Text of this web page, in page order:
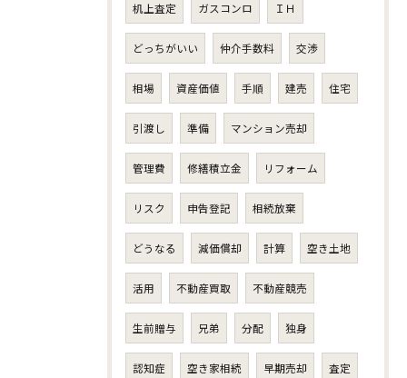
机上査定 ガスコンロ ＩＨ
どっちがいい 仲介手数料 交渉
相場 資産価値 手順 建売 住宅
引渡し 準備 マンション売却
管理費 修繕積立金 リフォーム
リスク 申告登記 相続放棄
どうなる 減価償却 計算 空き土地
活用 不動産買取 不動産競売
生前贈与 兄弟 分配 独身
認知症 空き家相続 早期売却 査定